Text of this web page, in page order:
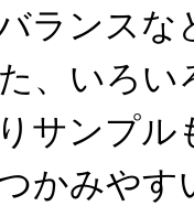
ランス
、いろい
サンプル
かみやす